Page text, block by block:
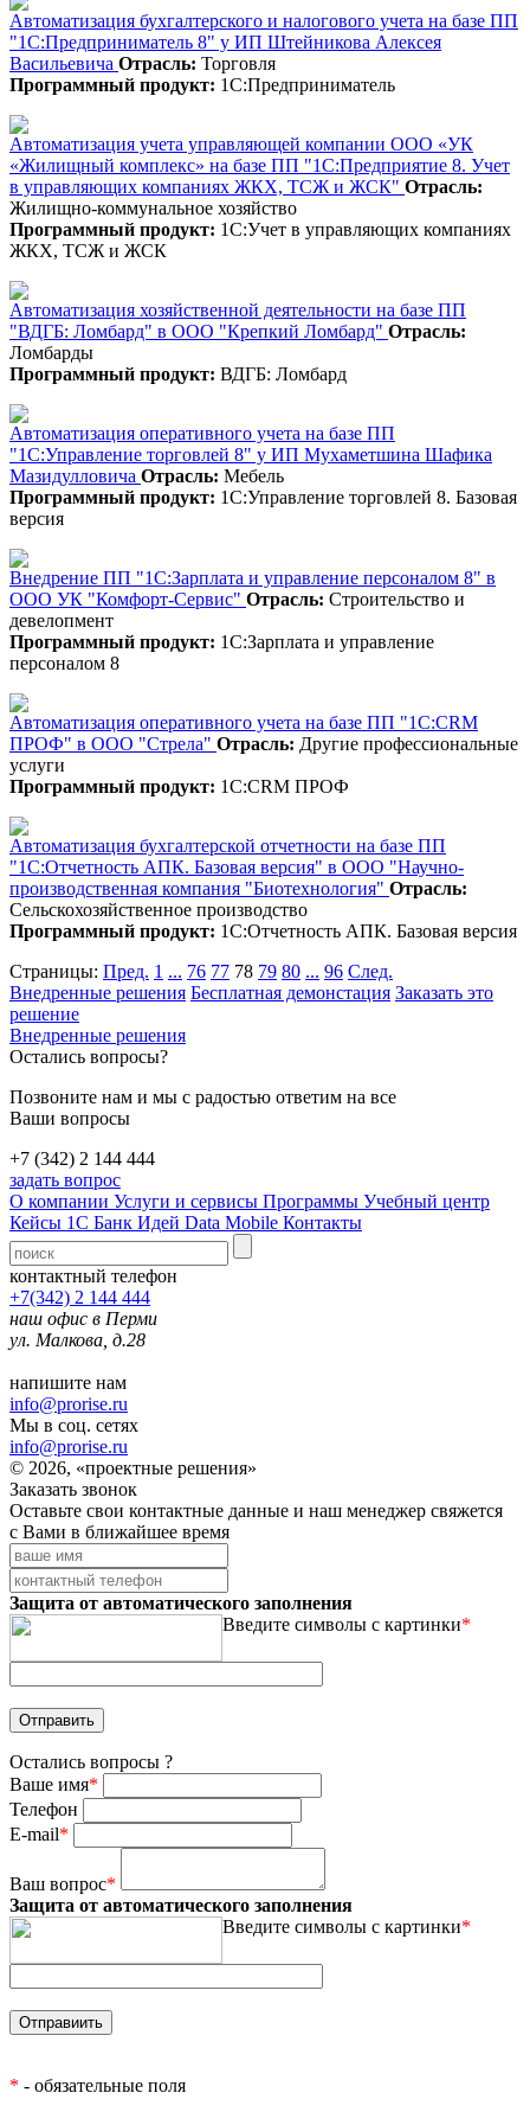
Автоматизация бухгалтерского и налогового учета на базе ПП
"1С:Предприниматель 8" у ИП Штейникова Алексея
Васильевича Отрасль: Торговля
Программный продукт: 1С:Предприниматель
Автоматизация учета управляющей компании ООО «УК
«Жилищный комплекс» на базе ПП "1С:Предприятие 8. Учет
в управляющих компаниях ЖКХ, ТСЖ и ЖСК" Отрасль:
Жилищно-коммунальное хозяйство
Программный продукт: 1С:Учет в управляющих компаниях
ЖКХ, ТСЖ и ЖСК
Автоматизация хозяйственной деятельности на базе ПП
"ВДГБ: Ломбард" в ООО "Крепкий Ломбард" Отрасль:
Ломбарды
Программный продукт: ВДГБ: Ломбард
Автоматизация оперативного учета на базе ПП
"1С:Управление торговлей 8" у ИП Мухаметшина Шафика
Мазидулловича Отрасль: Мебель
Программный продукт: 1С:Управление торговлей 8. Базовая
версия
Внедрение ПП "1С:Зарплата и управление персоналом 8" в
ООО УК "Комфорт-Сервис" Отрасль: Строительство и
девелопмент
Программный продукт: 1С:Зарплата и управление
персоналом 8
Автоматизация оперативного учета на базе ПП "1С:CRM
ПРОФ" в ООО "Стрела" Отрасль: Другие профессиональные
услуги
Программный продукт: 1С:CRM ПРОФ
Автоматизация бухгалтерской отчетности на базе ПП
"1С:Отчетность АПК. Базовая версия" в ООО "Научно-
производственная компания "Биотехнология" Отрасль:
Сельскохозяйственное производство
Программный продукт: 1С:Отчетность АПК. Базовая версия
Страницы: Пред. 1 ... 76 77 78 79 80 ... 96 След.
Внедренные решения Бесплатная демонстация Заказать это
решение
Внедренные решения
Остались вопросы?
Позвоните нам и мы с радостью ответим на все
Ваши вопросы
+7 (342) 2 144 444
задать вопрос
О компании Услуги и сервисы Программы Учебный центр
Кейсы 1С Банк Идей Data Mobile Контакты
контактный телефон
+7(342) 2 144 444
наш офис в Перми
ул. Малкова, д.28
напишите нам
info@prorise.ru
Мы в соц. сетях
info@prorise.ru
© 2026, «проектные решения»
Заказать звонок
Оставьте свои контактные данные и наш менеджер свяжется
с Вами в ближайшее время
Защита от автоматического заполнения
Введите символы с картинки*
Остались вопросы ?
Ваше имя*
Телефон
E-mail*
Ваш вопрос*
Защита от автоматического заполнения
Введите символы с картинки*
* - обязательные поля